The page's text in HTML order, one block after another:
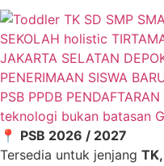
📍 PSB 2026 / 2027
Tersedia untuk jenjang